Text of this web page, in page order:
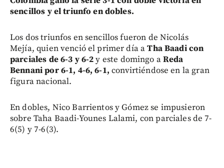
sencillos y el triunfo en dobles.
Los dos triunfos en sencillos fueron de Nicolás
Mejía, quien venció el primer día aTha Baadi con
parciales de 6-3 y 6-2y este domingo aReda
Bennani por 6-1, 4-6, 6-1, convirtiéndose en la gran
figura nacional.
En dobles, Nico Barrientos y Gómez se impusieron
sobre Taha Baadi-Younes Lalami, con parciales de 7-
6(5) y 7-6(3).